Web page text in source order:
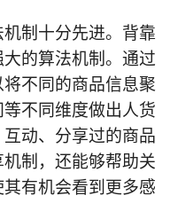
制十分先进。背靠
的算法机制。通过
不同的商品信息聚
不同维度做出人货
动、分享过的商品
制，还能够帮助关
有机会看到更多感